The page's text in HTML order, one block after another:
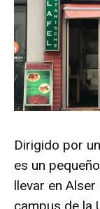
Dirigido por
es un
llevar en
campus de la